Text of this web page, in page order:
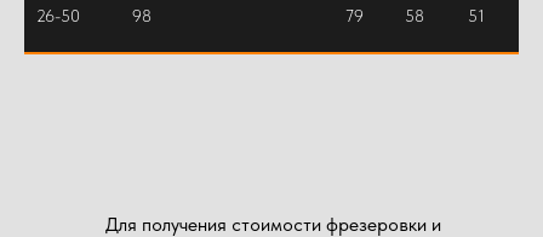
26-50 98 79 58 51
Для получения стоимости фрезеровки и